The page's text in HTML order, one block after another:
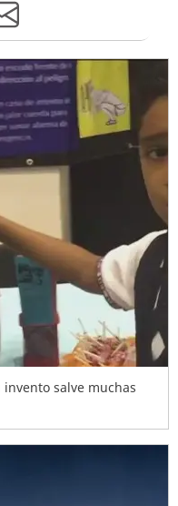
salve muchas